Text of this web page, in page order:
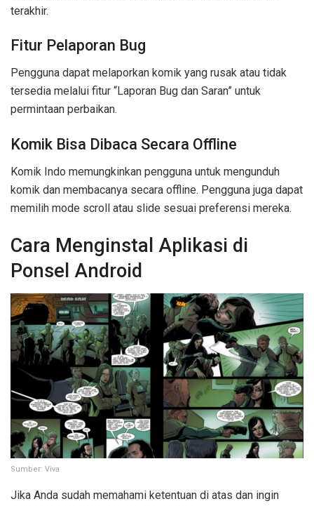
terakhir.
Fitur Pelaporan Bug
Pengguna dapat melaporkan komik yang rusak atau tidak
tersedia melalui fitur “Laporan Bug dan Saran” untuk
permintaan perbaikan.
Komik Bisa Dibaca Secara Offline
Komik Indo memungkinkan pengguna untuk mengunduh
komik dan membacanya secara offline. Pengguna juga dapat
memilih mode scroll atau slide sesuai preferensi mereka.
Cara Menginstal Aplikasi di
Ponsel Android
Sumber: Viva
Jika Anda sudah memahami ketentuan di atas dan ingin